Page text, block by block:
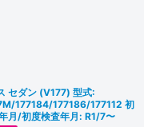
セダン (V177) 型式:
177184/177186/177112 初
月/初度検査年月: R1/7〜